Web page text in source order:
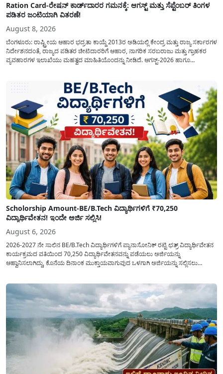
Ration Card-ರೇಷನ್ ಕಾರ್ಡ್‍ದಾರರ ಗಮನಕ್ಕೆ: ಆಗಸ್ಟ್ ಮತ್ತು ಸೆಪ್ಟೆಂಬರ್ ತಿಂಗಳ
ಪಡಿತರ ಜಂಟಿಯಾಗಿ ವಿತರಣೆ!
August 8, 2026
ಬೆಂಗಳೂರು: ರಾಷ್ಟ್ರೀಯ ಆಹಾರ ಭದ್ರತಾ ಕಾಯ್ದೆ 2013ರ ಅಡಿಯಲ್ಲಿ ಕೇಂದ್ರ ಮತ್ತು ರಾಜ್ಯ ಸರ್ಕಾರಗಳ
ನಿರ್ದೇಶನದಂತೆ, ರಾಜ್ಯದ ಪಡಿತರ ಚೀಟಿದಾರರಿಗೆ ಆಹಾರ, ನಾಗರಿಕ ಸರಬರಾಜು ಮತ್ತು ಗ್ರಾಹಕರ
ವ್ಯವಹಾರಗಳ ಇಲಾಖೆಯು ಮಹತ್ವದ ಮಾಹಿತಿಯೊಂದನ್ನು ನೀಡಿದೆ. ಆಗಸ್ಟ್-2026 ಹಾಗೂ
Scholorship Amount-BE/B.Tech ವಿದ್ಯಾರ್ಥಿಗಳಿಗೆ ₹70,250
ವಿದ್ಯಾರ್ಥಿವೇತನ! ಇಂದೇ ಅರ್ಜಿ ಸಲ್ಲಿಸಿ!
August 6, 2026
2026-2027 ನೇ ಸಾಲಿನ BE/B.Tech ವಿದ್ಯಾರ್ಥಿಗಳಿಗೆ ಪ್ಯಾನಾಸೋನಿಕ್ ರಟ್ಟಿ ಛತ್ರ್ ವಿದ್ಯಾರ್ಥಿವೇತನ
ಕಾರ್ಯಕ್ರಮದ ವತಿಯಿಂದ 70,250 ವಿದ್ಯಾರ್ಥಿವೇತನವನ್ನು ಪಡೆಯಲು ಅರ್ಜಿಯನ್ನು
ಆಹ್ವಾನಿಸಲಾಗಿದ್ದು, ಕೊನೆಯ ದಿನಾಂಕ ಮುಕ್ತಾಯವಾಗುವುದ ಒಳಗಾಗಿ ಅರ್ಜಿಯನ್ನು ಸಲ್ಲಿಸಲು
ಜಾರಿಗೆ...